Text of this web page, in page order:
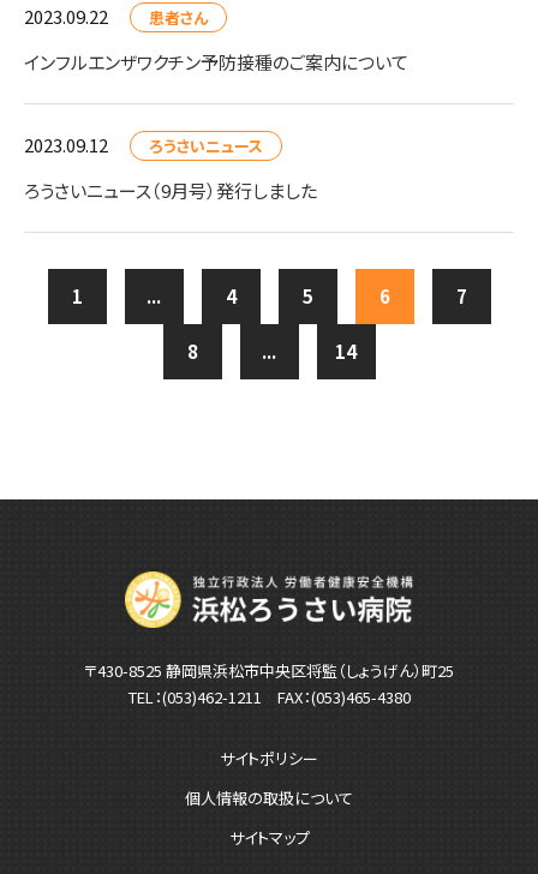
2023.09.22 患者さん
インフルエンザワクチン予防接種のご案内について
2023.09.12 ろうさいニュース
ろうさいニュース（9月号）発行しました
1 ... 4 5 6 7
8 ... 14
〒430-8525 静岡県浜松市中央区将監（しょうげん）町25
TEL：(053)462-1211 FAX：(053)465-4380
サイトポリシー
個人情報の取扱について
サイトマップ